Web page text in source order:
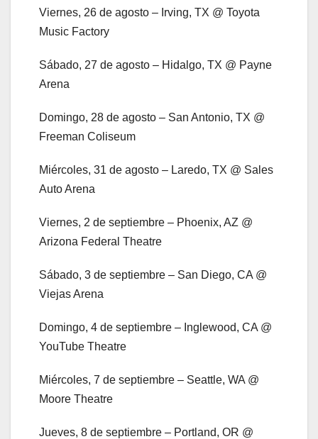
Viernes, 26 de agosto – Irving, TX @ Toyota
Music Factory
Sábado, 27 de agosto – Hidalgo, TX @ Payne
Arena
Domingo, 28 de agosto – San Antonio, TX @
Freeman Coliseum
Miércoles, 31 de agosto – Laredo, TX @ Sales
Auto Arena
Viernes, 2 de septiembre – Phoenix, AZ @
Arizona Federal Theatre
Sábado, 3 de septiembre – San Diego, CA @
Viejas Arena
Domingo, 4 de septiembre – Inglewood, CA @
YouTube Theatre
Miércoles, 7 de septiembre – Seattle, WA @
Moore Theatre
Jueves, 8 de septiembre – Portland, OR @